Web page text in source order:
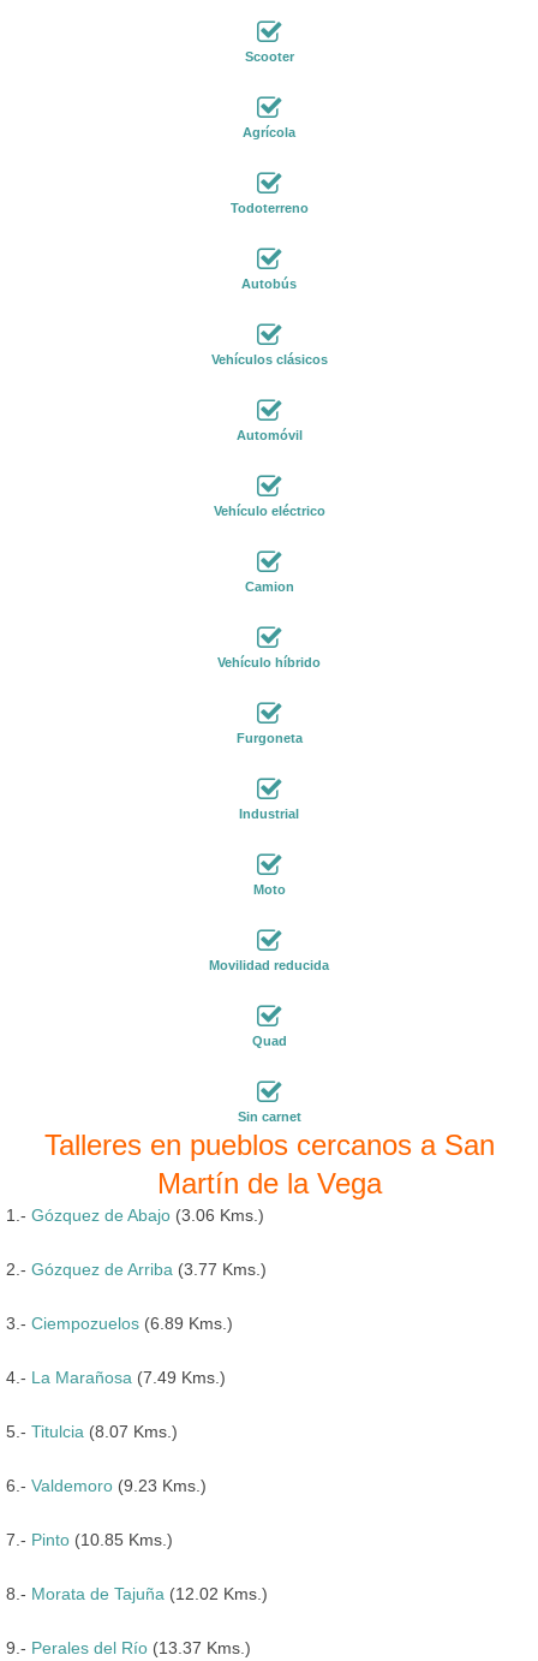
Scooter
Agrícola
Todoterreno
Autobús
Vehículos clásicos
Automóvil
Vehículo eléctrico
Camion
Vehículo híbrido
Furgoneta
Industrial
Moto
Movilidad reducida
Quad
Sin carnet
Talleres en pueblos cercanos a San
Martín de la Vega
1.- Gózquez de Abajo (3.06 Kms.)
2.- Gózquez de Arriba (3.77 Kms.)
3.- Ciempozuelos (6.89 Kms.)
4.- La Marañosa (7.49 Kms.)
5.- Titulcia (8.07 Kms.)
6.- Valdemoro (9.23 Kms.)
7.- Pinto (10.85 Kms.)
8.- Morata de Tajuña (12.02 Kms.)
9.- Perales del Río (13.37 Kms.)